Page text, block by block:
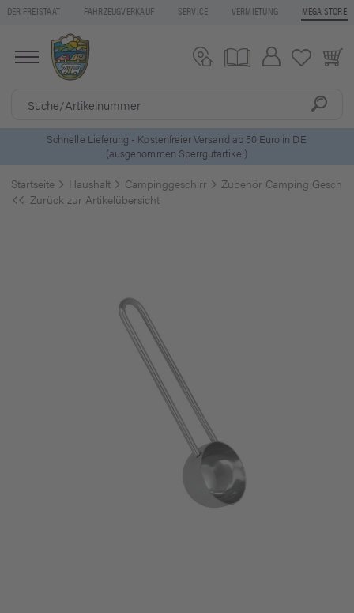
DER FREISTAAT FAHRZEUGVERKAUF SERVICE VERMIETUNG MEGA STORE
Schnelle Lieferung - Kostenfreier Versand ab 50 Euro in DE
(ausgenommen Sperrgutartikel)
Startseite Haushalt Campinggeschirr
Zubehör Camping Geschirr
Zurück zur Artikelübersicht